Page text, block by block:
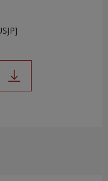
link zostanie otwarty